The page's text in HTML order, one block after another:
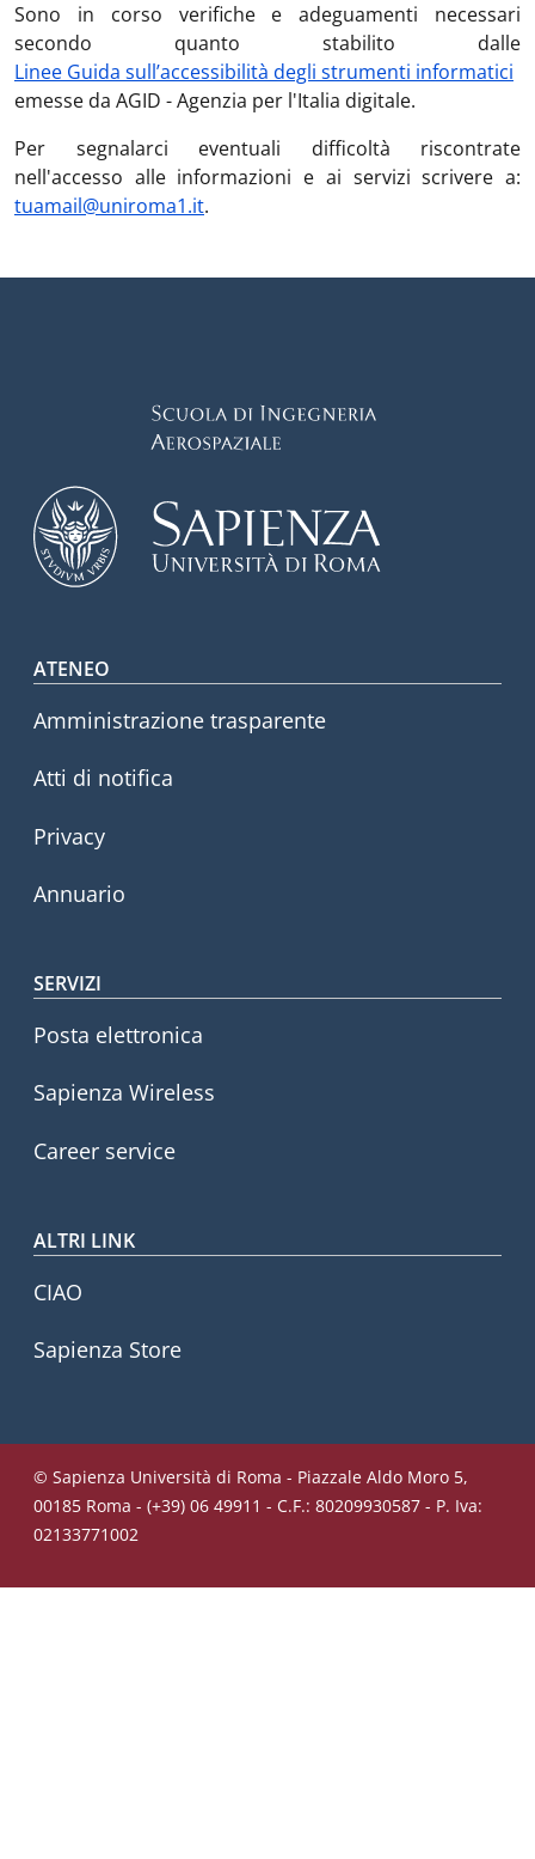
Sono in corso verifiche e adeguamenti necessari
secondo quanto stabilito dalle
Linee Guida sull’accessibilità degli strumenti informatici
emesse da AGID - Agenzia per l'Italia digitale.
Per segnalarci eventuali difficoltà riscontrate
nell'accesso alle informazioni e ai servizi scrivere a:
tuamail@uniroma1.it.
Footer menu
ATENEO
Amministrazione trasparente
Atti di notifica
Privacy
Annuario
SERVIZI
Posta elettronica
Sapienza Wireless
Career service
ALTRI LINK
CIAO
Sapienza Store
© Sapienza Università di Roma - Piazzale Aldo Moro 5,
00185 Roma - (+39) 06 49911 - C.F.: 80209930587 - P. Iva:
02133771002